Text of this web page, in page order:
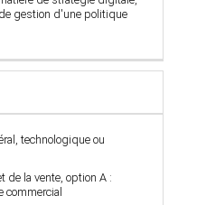
gestion d'une politique
technologique ou
de la vente, option A :
commercial